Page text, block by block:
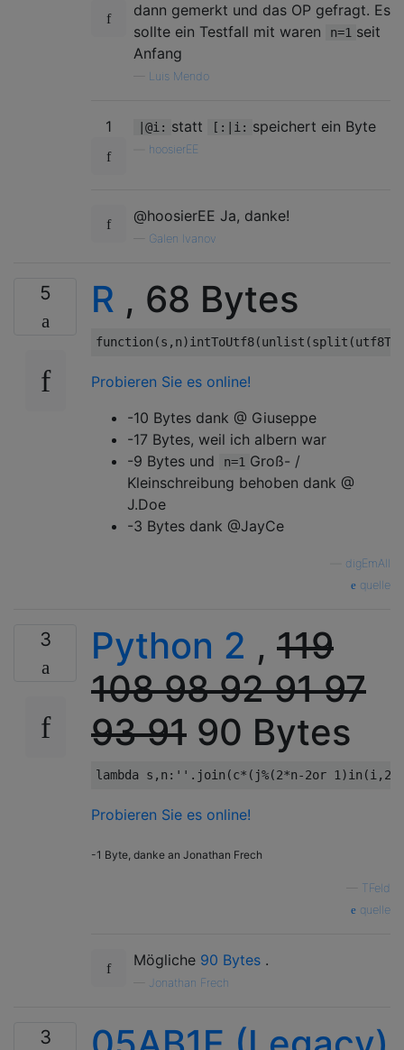
dann gemerkt und das OP gefragt. Es
sollte ein Testfall mit waren
n=1 seit
Anfang
Luis Mendo
1 |@i: statt [:|i: speichert ein Byte
hoosierEE
@hoosierEE Ja, danke!
Galen Ivanov
5 R , 68 Bytes
function (s , n)intToUtf8(unlist (split (
Probieren Sie es online!
-10 Bytes dank @ Giuseppe
-17 Bytes, weil ich albern war
-9 Bytes und
n=1 Groß- /
Kleinschreibung behoben dank @
J.Doe
-3 Bytes dank @JayCe
digEmAll
quelle
3 Python 2 , 119
10898929197
9391 90 Bytes
lambda s , n : '' . join (c*( j%(2*n-2or 1 )in (i , 2
Probieren Sie es online!
-1 Byte, danke an Jonathan Frech
TFeld
quelle
Mögliche 90 Bytes .
Jonathan Frech
3